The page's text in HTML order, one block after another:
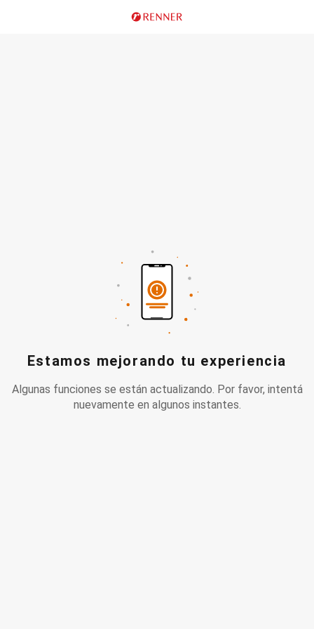
Estamos mejorando tu experiencia
Algunas funciones se están actualizando. Por favor, intentá
nuevamente en algunos instantes.